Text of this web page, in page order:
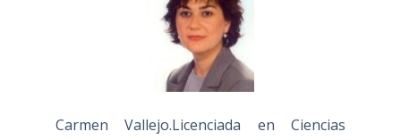
Carmen Vallejo.Licenciada en Ciencias